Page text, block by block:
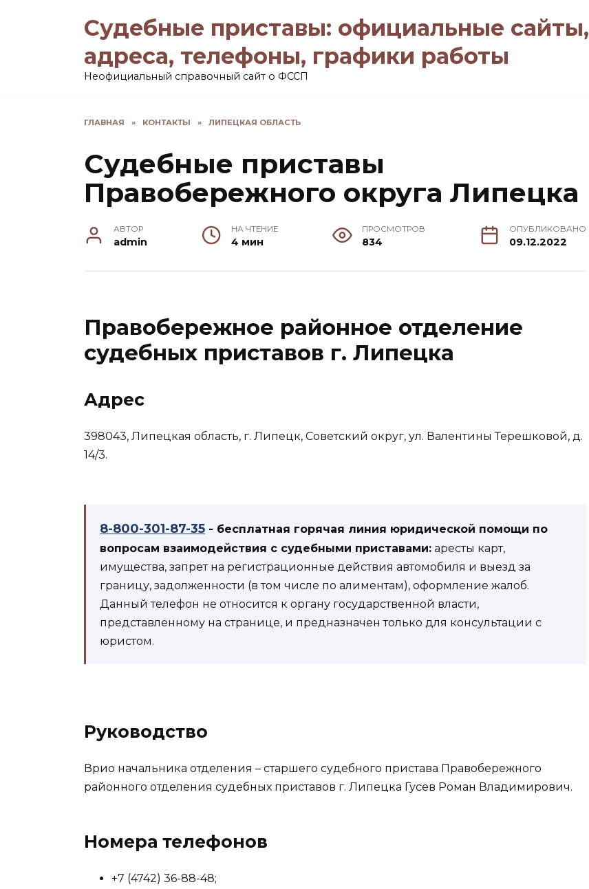
Судебные приставы: официальные сайты,
адреса, телефоны, графики работы
Неофициальный справочный сайт о ФССП
ГЛАВНАЯ » КОНТАКТЫ » ЛИПЕЦКАЯ ОБЛАСТЬ
Судебные приставы
Правобережного округа Липецка
АВТОР
admin
НА ЧТЕНИЕ
4 мин
ПРОСМОТРОВ
834
ОПУБЛИКОВАНО
09.12.2022
Правобережное районное отделение
судебных приставов г. Липецка
Адрес
398043, Липецкая область, г. Липецк, Советский округ, ул. ​Валентины Терешковой, д.
14/3.
8-800-301-87-35 - бесплатная горячая линия юридической помощи по
вопросам взаимодействия с судебными приставами: аресты карт,
имущества, запрет на регистрационные действия автомобиля и выезд за
границу, задолженности (в том числе по алиментам), оформление жалоб.
Данный телефон не относится к органу государственной власти,
представленному на странице, и предназначен только для консультации с
юристом.
Руководство
Врио начальника отделения – старшего судебного пристава Правобережного
районного отделения судебных приставов г. Липецка Гусев Роман Владимирович.
Номера телефонов
+7 (4742) 36-88-48;